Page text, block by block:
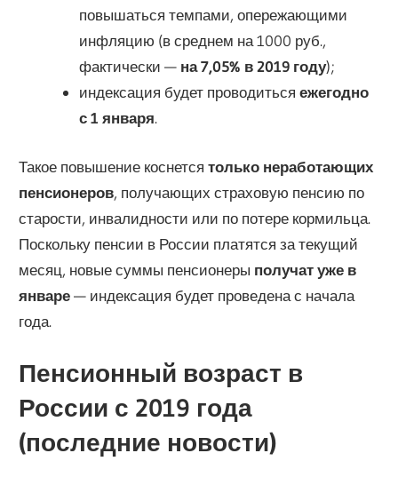
повышаться темпами, опережающими
инфляцию (в среднем на 1000 руб.,
фактически — на 7,05% в 2019 году);
индексация будет проводитьсяежегодно
с 1 января.
Такое повышение коснетсятолько неработающих
пенсионеров, получающих страховую пенсию по
старости, инвалидности или по потере кормильца.
Поскольку пенсии в России платятся за текущий
месяц, новые суммы пенсионеры получат уже в
январе— индексация будет проведена с начала
года.
Пенсионный возраст в
России с 2019 года
(последние новости)